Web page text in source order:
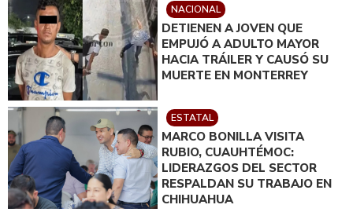
NACIONAL
DETIENEN A JOVEN QUE
EMPUJÓ A ADULTO MAYOR
HACIA TRÁILER Y CAUSÓ SU
MUERTE EN MONTERREY
ESTATAL
MARCO BONILLA VISITA
RUBIO, CUAUHTÉMOC:
LIDERAZGOS DEL SECTOR
RESPALDAN SU TRABAJO EN
CHIHUAHUA